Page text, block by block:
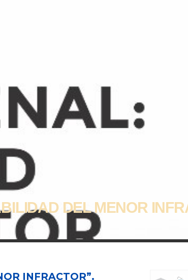
DEL MENOR
INFRACTOR”.